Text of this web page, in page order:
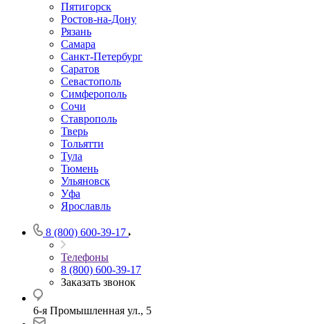
Пятигорск
Ростов-на-Дону
Рязань
Самара
Санкт-Петербург
Саратов
Севастополь
Симферополь
Сочи
Ставрополь
Тверь
Тольятти
Тула
Тюмень
Ульяновск
Уфа
Ярославль
8 (800) 600-39-17
Телефоны
8 (800) 600-39-17
Заказать звонок
6-я Промышленная ул., 5